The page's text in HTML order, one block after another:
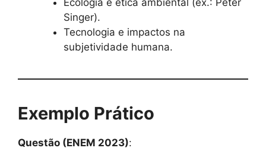
Ecologia e ética ambiental (ex.: Peter
Singer).
Tecnologia e impactos na
subjetividade humana.
Exemplo Prático
Questão (ENEM 2023):